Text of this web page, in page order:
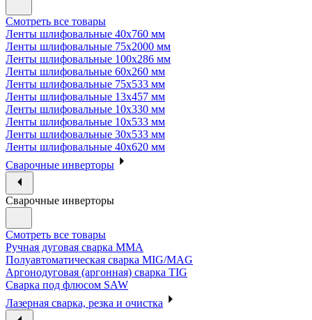
Смотреть все товары
Ленты шлифовальные 40х760 мм
Ленты шлифовальные 75х2000 мм
Ленты шлифовальные 100х286 мм
Ленты шлифовальные 60х260 мм
Ленты шлифовальные 75х533 мм
Ленты шлифовальные 13х457 мм
Ленты шлифовальные 10х330 мм
Ленты шлифовальные 10х533 мм
Ленты шлифовальные 30х533 мм
Ленты шлифовальные 40х620 мм
Сварочные инверторы
Сварочные инверторы
Смотреть все товары
Ручная дуговая сварка MMA
Полуавтоматическая сварка MIG/MAG
Аргонодуговая (аргонная) сварка TIG
Сварка под флюсом SAW
Лазерная сварка, резка и очистка